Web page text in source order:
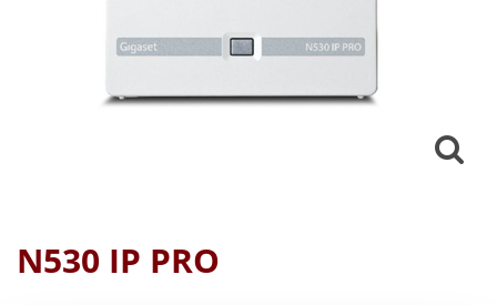
N530 IP PRO